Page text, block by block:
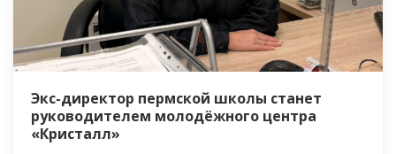
Экс-директор пермской школы станет
руководителем молодёжного центра
«Кристалл»